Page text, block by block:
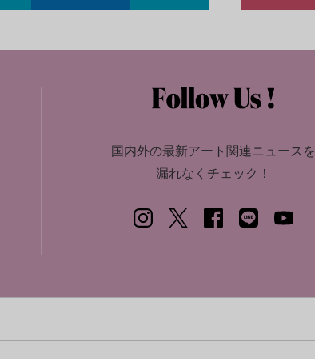
国内外の最新アート関連ニュースを
漏れなくチェック！